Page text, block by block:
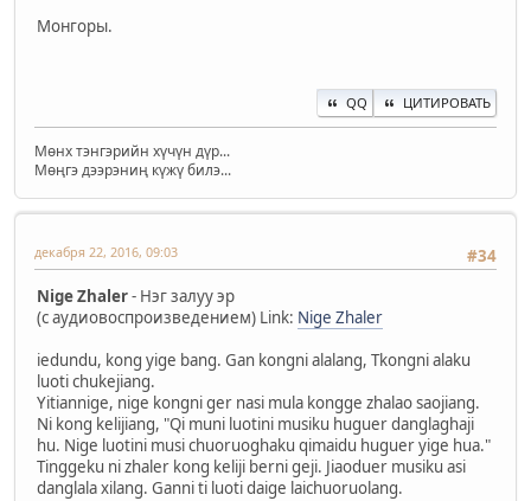
Монгоры.
QQ ЦИТИРОВАТЬ
Мөнх тэнгэрийн хүчүн дүр...
Мөңгэ дээрэниң күжү билэ...
#34
декабря 22, 2016, 09:03
Nige Zhaler- Нэг залуу эр
(с аудиовоспроизведением) Link: Nige Zhaler
iedundu, kong yige bang. Gan kongni alalang, Tkongni alaku
luoti chukejiang.
Yitiannige, nige kongni ger nasi mula kongge zhalao saojiang.
Ni kong kelijiang, "Qi muni luotini musiku huguer danglaghaji
hu. Nige luotini musi chuoruoghaku qimaidu huguer yige hua."
Tinggeku ni zhaler kong keliji berni geji. Jiaoduer musiku asi
danglala xilang. Ganni ti luoti daige laichuoruolang.